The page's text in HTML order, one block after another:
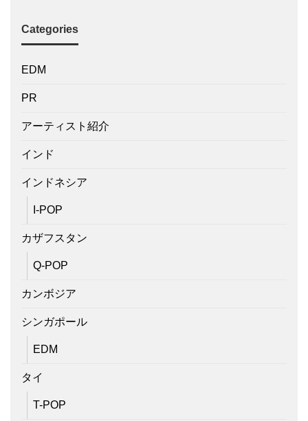
Categories
EDM
PR
アーティスト紹介
インド
インドネシア
I-POP
カザフスタン
Q-POP
カンボジア
シンガポール
EDM
タイ
T-POP